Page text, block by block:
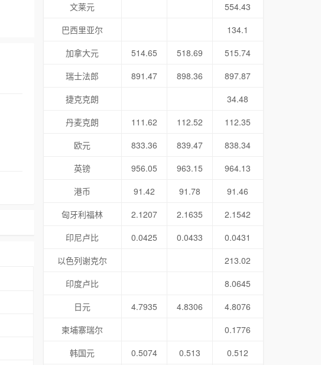
文莱元
554.43
巴西里亚尔
134.1
加拿大元
514.65 518.69
515.74
瑞士法郎
891.47 898.36
897.87
捷克克朗
34.48
丹麦克朗
111.62 112.52
112.35
欧元
833.36 839.47
838.34
英镑
956.05 963.15
964.13
港币
91.42 91.78
91.46
匈牙利福林
2.1207 2.1635
2.1542
印尼卢比
0.0425 0.0433
0.0431
以色列谢克尔
213.02
印度卢比
8.0645
日元
4.7935 4.8306
4.8076
柬埔寨瑞尔
0.1776
韩国元
0.5074 0.513
0.512